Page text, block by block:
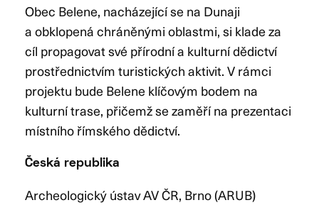
Obec Belene, nacházející se na Dunaji
a obklopená chráněnými oblastmi, si klade za
cíl propagovat své přírodní a kulturní dědictví
prostřednictvím turistických aktivit. V rámci
projektu bude Belene klíčovým bodem na
kulturní trase, přičemž se zaměří na prezentaci
místního římského dědictví.
Česká republika
Archeologický ústav AV ČR, Brno (ARUB)